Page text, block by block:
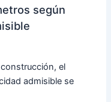
según
el
admisible se